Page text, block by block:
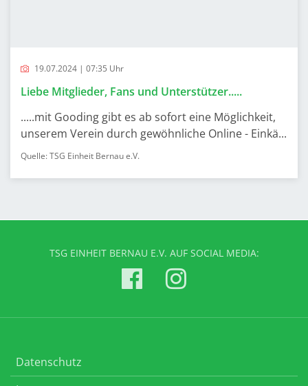
19.07.2024 | 07:35 Uhr
Liebe Mitglieder, Fans und Unterstützer.....
.....mit Gooding gibt es ab sofort eine Möglichkeit,
unserem Verein durch gewöhnliche Online - Einkä...
Quelle: TSG Einheit Bernau e.V.
TSG EINHEIT BERNAU E.V. AUF SOCIAL MEDIA:
Datenschutz